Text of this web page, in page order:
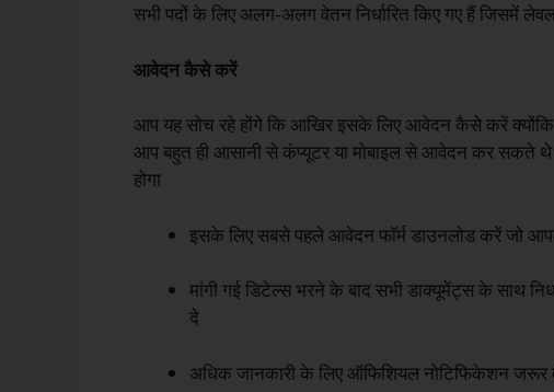
सभी पदों के लिए अलग-अलग वेतन निर्धारित किए गए हैं जिसमें
आवेदन कैसे करें
आप यह सोच रहे होंगे कि आखिर इसके लिए आवेदन कैसे करें क्योंकि
आप बहुत ही आसानी से कंप्यूटर या मोबाइल से आवेदन कर सकते
होगा
इसके लिए सबसे पहले आवेदन फॉर्म डाउनलोड करें जो
मांगी गई डिटेल्स भरने के बाद सभी डाक्यूमेंट्स के साथ
दे
अधिक जानकारी के लिए ऑफिशियल नोटिफिकेशन